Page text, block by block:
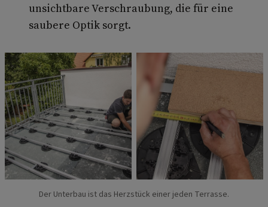
unsichtbare Verschraubung, die für eine
saubere Optik sorgt.
Der Unterbau ist das Herzstück einer jeden Terrasse.